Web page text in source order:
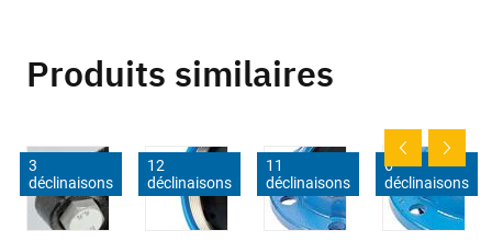
Produits similaires
3
déclinaisons
12
déclinaisons
11
déclinaisons
6
déclinaisons